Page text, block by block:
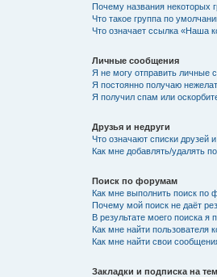
Почему названия некоторых
Что такое группа по
Что означает ссылка «Наша
Личные сообщения
Я не могу отправить личные
Я постоянно получаю
Я получил спам или
Друзья и недруги
Что означают списки друзей
Как мне добавлять/удалять
Поиск по форумам
Как мне выполнить поиск
Почему мой поиск не даёт
В результате моего поиска я
Как мне найти пользователя
Как мне найти свои
Закладки и подписка на